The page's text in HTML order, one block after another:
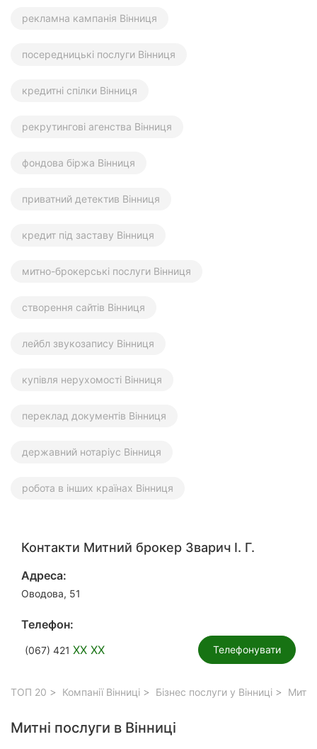
рекламна кампанія Вінниця
посередницькі послуги Вінниця
кредитні спілки Вінниця
рекрутингові агенства Вінниця
фондова біржа Вінниця
приватний детектив Вінниця
кредит під заставу Вінниця
митно-брокерські послуги Вінниця
створення сайтів Вінниця
лейбл звукозапису Вінниця
купівля нерухомості Вінниця
переклад документів Вінниця
державний нотаріус Вінниця
робота в інших країнах Вінниця
Контакти Митний брокер Зварич І. Г.
Адреса:
Оводова, 51
Телефон:
(067) 421 XX XX Телефонувати
ТОП 20 Компанії Вінниці Бізнес послуги у Вінниці
Митні послуги в Вінниці